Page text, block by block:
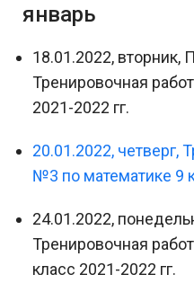
январь
18.01.2022, вторник,
Тренировочная
2021-2022 гг.
20.01.2022, четверг,
№3 по математике 9
24.01.2022,
Тренировочная
класс 2021-2022 гг.